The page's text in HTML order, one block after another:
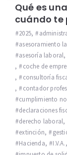
Qué es
cuándo te
2025,
asesoramiento
asesoría laboral,
,
coche de
,
consultoría
,
contador
cumplimiento
declaraciones
derecho laboral,
extinción,
Hacienda, I.V.A.,